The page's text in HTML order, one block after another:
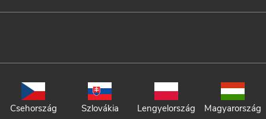
Csehország Szlovákia Lengyelország Magyarország